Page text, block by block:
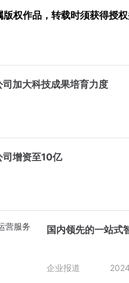
版权作品，转载时须获得授
加大科技成果培育力度
司增资至10亿
国内领先的一站式
企业报道